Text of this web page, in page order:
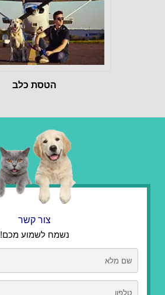
הטסת כלב
צור קשר
נשמח לשמוע מכם!